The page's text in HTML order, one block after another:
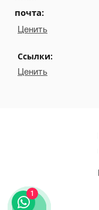
почта:
Ценить
Ссылки:
Ценить
1